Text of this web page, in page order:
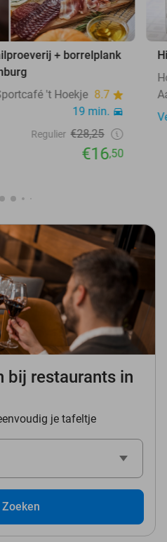
+ borrelplank
't Hoekje 8.7
19 min.
Regulier €28,25
€16,50
bij restaurants in
je tafeltje
Zoeken